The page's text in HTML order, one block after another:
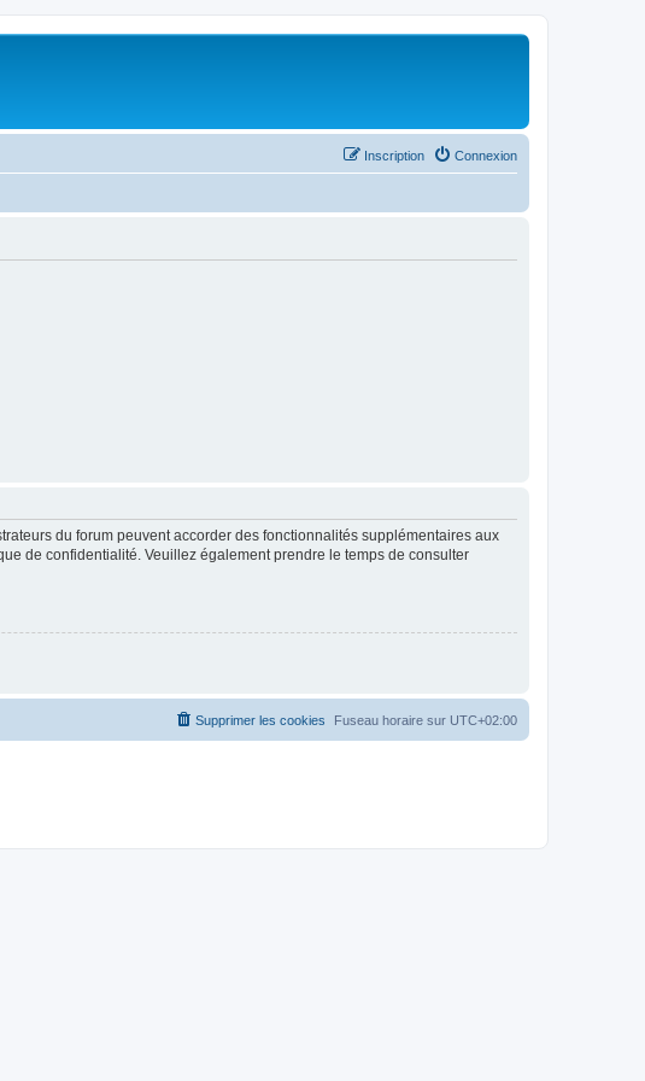
Connexion
Inscription
du forum peuvent accorder des fonctionnalités supplémentaires aux
de confidentialité. Veuillez également prendre le temps de consulter
Fuseau horaire sur UTC+02:00
Supprimer les cookies